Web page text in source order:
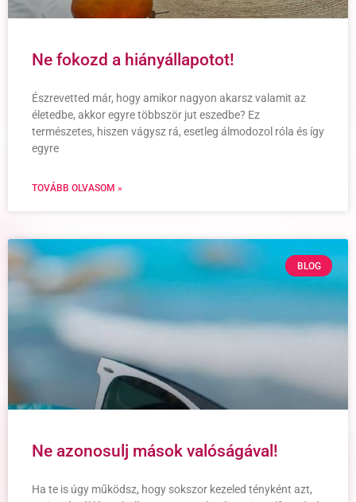
Ne fokozd a hiányállapotot!
Észrevetted már, hogy amikor nagyon akarsz valamit az
életedbe, akkor egyre többször jut eszedbe? Ez
természetes, hiszen vágysz rá, esetleg álmodozol róla és így
egyre
TOVÁBB OLVASOM »
BLOG
Ne azonosulj mások valóságával!
Ha te is úgy működsz, hogy sokszor kezeled tényként azt,